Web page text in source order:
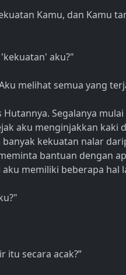
Kamu, dan Kamu
aku?"
melihat semua yang
Segalanya
aku menginjakkan kaki
kekuatan nalar
bantuan dengan
memiliki beberapa hal
itu secara acak?”